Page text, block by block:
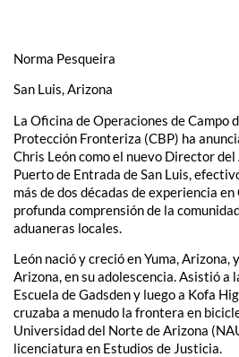
Norma Pesqueira
San Luis, Arizona
La Oficina de Operaciones de Campo
Protección Fronteriza (CBP) ha
Chris León como el nuevo Director
Puerto de Entrada de San Luis,
más de dos décadas de experiencia en
profunda comprensión de la
aduaneras locales.
León nació y creció en Yuma, Arizona,
Arizona, en su adolescencia. Asistió a
Escuela de Gadsden y luego a Kofa
cruzaba a menudo la frontera en
Universidad del Norte de Arizona
licenciatura en Estudios de Justicia.